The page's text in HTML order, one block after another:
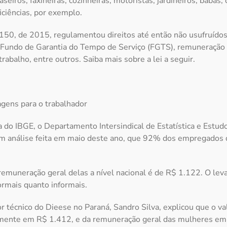
por exemplo.
de 2015, regulamentou direitos até então não
de Garantia do Tempo de Serviço (FGTS),
entre outros. Saiba mais sobre a lei a seguir.
para o trabalhador
do IBGE, o Departamento Intersindical de Estatística e
análise feita em maio deste ano, que 92% dos empregados
geral delas a nível nacional é de R$ 1.122. O
quanto informais.
técnico do Dieese no Paraná, Sandro Silva, explicou que o
em R$ 1.412, e da remuneração geral das mulheres